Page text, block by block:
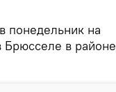
понедельник на
Брюсселе в районе